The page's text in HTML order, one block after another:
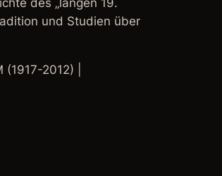
des „langen 19.
und Studien über
(1917-2012) |